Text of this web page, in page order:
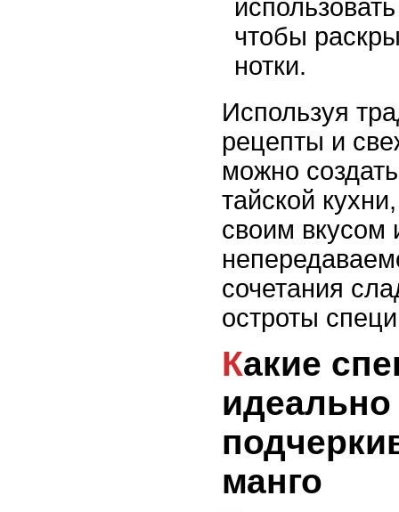
чтобы
нотки.
Используя
рецепты и
можно
тайской
своим вкусом
сочетания
остроты
Какие специи и травы
идеально
манго